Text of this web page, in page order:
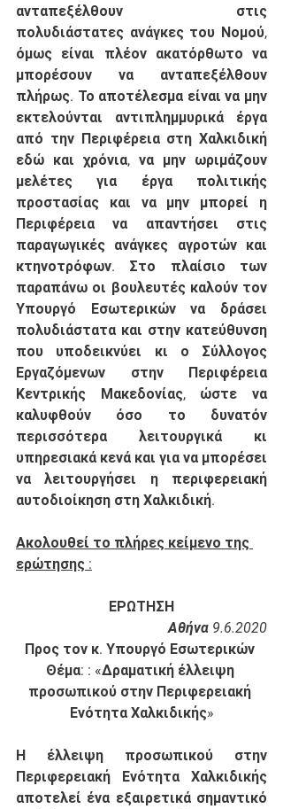
ανταπεξέλθουν στις
πολυδιάστατες ανάγκες του Νομού,
όμως είναι πλέον ακατόρθωτο να
μπορέσουν να ανταπεξέλθουν
πλήρως. Το αποτέλεσμα είναι να μην
εκτελούνται αντιπλημμυρικά έργα
από την Περιφέρεια στη Χαλκιδική
εδώ και χρόνια, να μην ωριμάζουν
μελέτες για έργα πολιτικής
προστασίας και να μην μπορεί η
Περιφέρεια να απαντήσει στις
παραγωγικές ανάγκες αγροτών και
κτηνοτρόφων. Στο πλαίσιο των
παραπάνω οι βουλευτές καλούν τον
Υπουργό Εσωτερικών να δράσει
πολυδιάστατα και στην κατεύθυνση
που υποδεικνύει κι ο Σύλλογος
Εργαζόμενων στην Περιφέρεια
Κεντρικής Μακεδονίας, ώστε να
καλυφθούν όσο το δυνατόν
περισσότερα λειτουργικά κι
υπηρεσιακά κενά και για να μπορέσει
να λειτουργήσει η περιφερειακή
αυτοδιοίκηση στη Χαλκιδική.
Ακολουθεί το πλήρες κείμενο της
ερώτησης :
ΕΡΩΤΗΣΗ
Αθήνα 9.6.2020
Προς τον κ. Υπουργό Εσωτερικών
Θέμα: : «Δραματική έλλειψη
προσωπικού στην Περιφερειακή
Ενότητα Χαλκιδικής»
Η έλλειψη προσωπικού στην
Περιφερειακή Ενότητα Χαλκιδικής
αποτελεί ένα εξαιρετικά σημαντικό